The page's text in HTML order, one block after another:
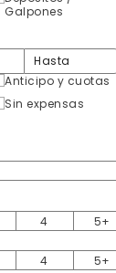
Galpones
Anticipo y cuotas
Sin expensas
4 5+
4 5+